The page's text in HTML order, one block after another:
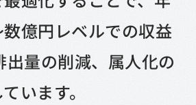
億円レベルでの収益
出量の削減、属人化の
います。